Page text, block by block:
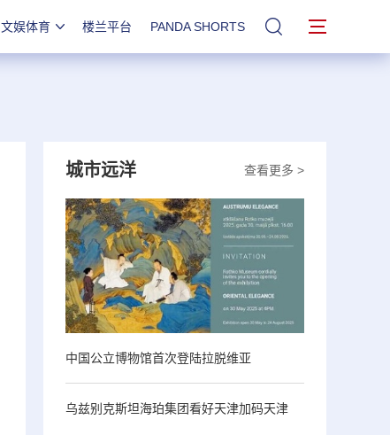
文娱体育 楼兰平台 PANDA SHORTS 站内搜索
查看更多 >
城市远洋
中国公立博物馆首次登陆拉脱维亚
乌兹别克斯坦海珀集团看好天津加码天津